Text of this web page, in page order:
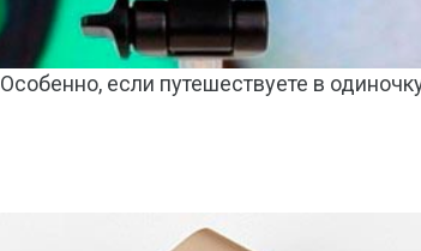
Особенно, если путешествуете в